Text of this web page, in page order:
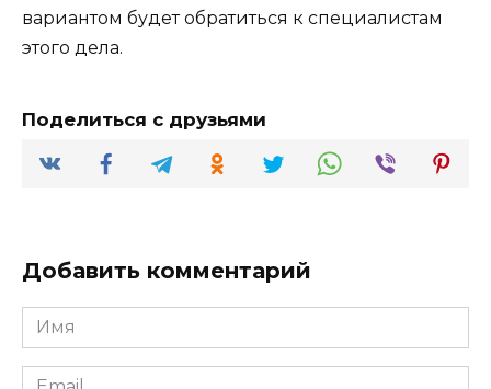
вариантом будет обратиться к специалистам
этого дела.
Поделиться с друзьями
Добавить комментарий
Имя
*
Email